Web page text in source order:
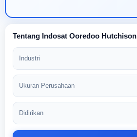
Tentang Indosat Ooredoo Hutchison
Industri
Ukuran Perusahaan
Didirikan